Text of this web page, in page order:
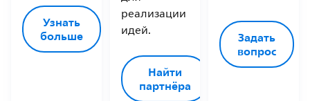
Узнать
больше
реализации
идей.
Найти
партнёра
Задать
вопрос